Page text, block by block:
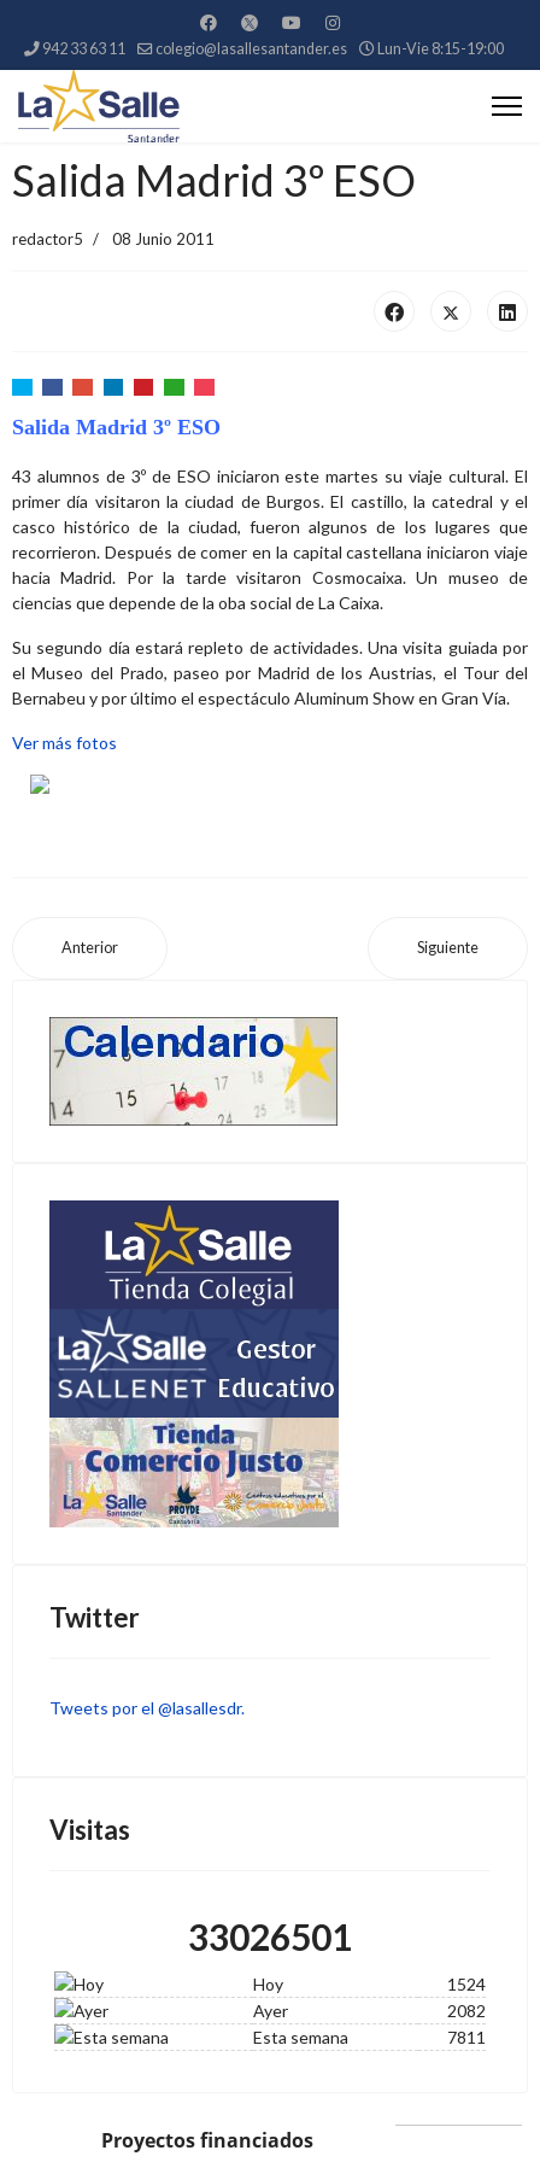
942 33 63 11 colegio@lasallesantander.es Lun-Vie 8:15-19:00
Salida Madrid 3º ESO
redactor5 08 Junio 2011
Salida Madrid 3º ESO
43 alumnos de 3º de ESO iniciaron este martes su viaje cultural. El
primer día visitaron la ciudad de Burgos. El castillo, la catedral y el
casco histórico de la ciudad, fueron algunos de los lugares que
recorrieron. Después de comer en la capital castellana iniciaron viaje
hacia Madrid. Por la tarde visitaron Cosmocaixa. Un museo de
ciencias que depende de la oba social de La Caixa.
Su segundo día estará repleto de actividades. Una visita guiada por
el Museo del Prado, paseo por Madrid de los Austrias, el Tour del
Bernabeu y por último el espectáculo Aluminum Show en Gran Vía.
Ver más fotos
Anterior Siguiente
Twitter
Tweets por el @lasallesdr.
Visitas
33026501
Hoy
1524
Ayer
2082
Esta semana
7811
Proyectos financiados